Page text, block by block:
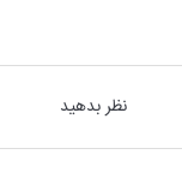
نظر بدهید